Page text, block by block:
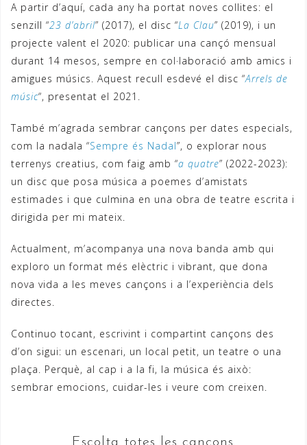
A partir d’aquí, cada any ha portat noves collites: el
senzill “23 d’abril” (2017), el disc “La Clau” (2019), i un
projecte valent el 2020: publicar una cançó mensual
durant 14 mesos, sempre en col·laboració amb amics i
amigues músics. Aquest recull esdevé el disc “Arrels de
músic“, presentat el 2021.
També m’agrada sembrar cançons per dates especials,
com la nadala “Sempre és Nadal”, o explorar nous
terrenys creatius, com faig amb “a quatre” (2022-2023):
un disc que posa música a poemes d’amistats
estimades i que culmina en una obra de teatre escrita i
dirigida per mi mateix.
Actualment, m’acompanya una nova banda amb qui
exploro un format més elèctric i vibrant, que dona
nova vida a les meves cançons i a l’experiència dels
directes.
Continuo tocant, escrivint i compartint cançons des
d’on sigui: un escenari, un local petit, un teatre o una
plaça. Perquè, al cap i a la fi, la música és això:
sembrar emocions, cuidar-les i veure com creixen.
Escolta totes les cançons